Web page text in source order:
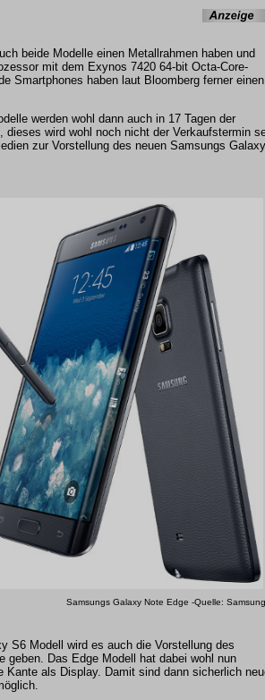
beide Modelle einen Metallrahmen haben und
mit dem Exynos 7420 64-bit Octa-Core-
Smartphones haben laut Bloomberg ferner
werden wohl dann auch in 17 Tagen der
dieses wird wohl noch nicht der Verkaufstermin
zur Vorstellung des neuen Samsungs
Samsungs Galaxy Note Edge -Quelle: Samsung
S6 Modell wird es auch die Vorstellung des
geben. Das Edge Modell hat dabei wohl nun
Kante als Display. Damit sind dann sicherlich